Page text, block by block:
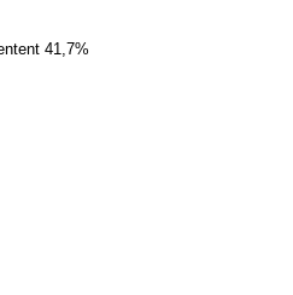
41,7%